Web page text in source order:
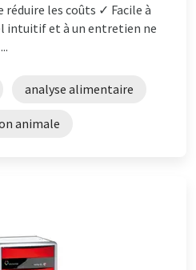
les coûts ✓ Facile à
intuitif et à un entretien ne
analyse alimentaire
animale